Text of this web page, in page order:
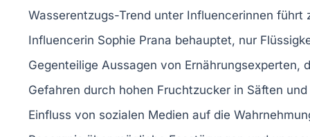
Wasserentzugs-Trend unter Influencerinnen führt
Influencerin Sophie Prana behauptet, nur
Gegenteilige Aussagen von Ernährungsexperten,
Gefahren durch hohen Fruchtzucker in Säften
Einfluss von sozialen Medien auf die